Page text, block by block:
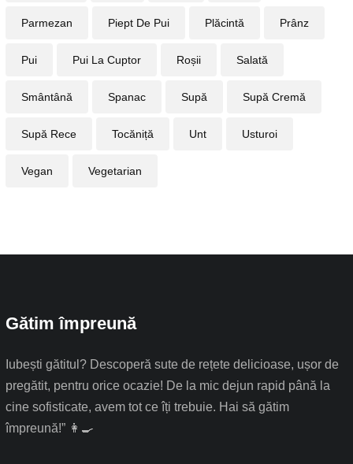
Parmezan Piept De Pui Plăcintă Prânz
Pui Pui La Cuptor Roșii Salată
Smântână Spanac Supă Supă Cremă
Supă Rece Tocăniță Unt Usturoi
Vegan Vegetarian
Gătim împreună
Iubești gătitul? Descoperă sute de rețete delicioase, ușor de
pregătit, pentru orice ocazie! De la mic dejun rapid până la
cine sofisticate, avem tot ce îți trebuie. Hai să gătim
împreună!” 👩‍🍳